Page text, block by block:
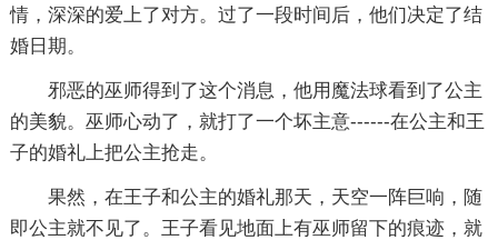
情，深深的爱上了对方。过了一段时间后，他们决定了结
婚日期。
邪恶的巫师得到了这个消息，他用魔法球看到了公主
的美貌。巫师心动了，就打了一个坏主意------在公主和王
子的婚礼上把公主抢走。
果然，在王子和公主的婚礼那天，天空一阵巨响，随
即公主就不见了。王子看见地面上有巫师留下的痕迹，就